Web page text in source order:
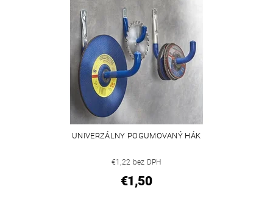
UNIVERZÁLNY POGUMOVANÝ HÁK
€1,22 bez DPH
€1,50